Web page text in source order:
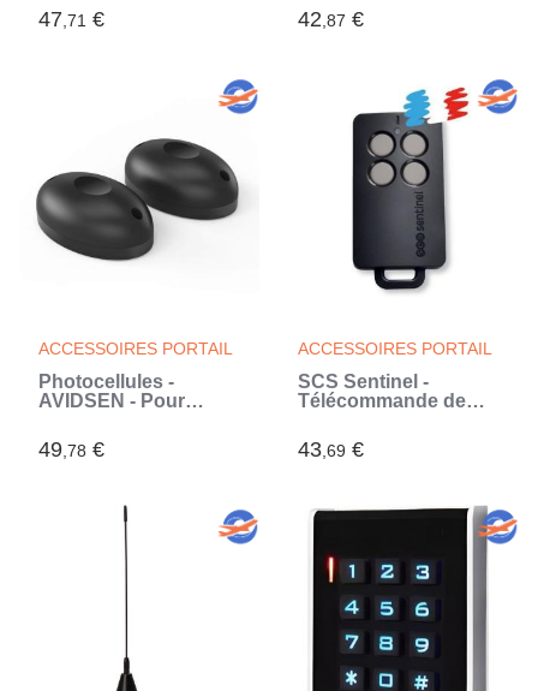
(Noir)
47,71 €
IP44, portée 10M en
champ libre -
42,87 €
ACCESSOIRES PORTAIL
Photocellules -
AVIDSEN - Pour
de portail - 12V/24V
49,78 €
ACCESSOIRES PORTAIL
SCS Sentinel -
Télécommande de
Code Secret Tournant
- Portée 50m -
43,69 €